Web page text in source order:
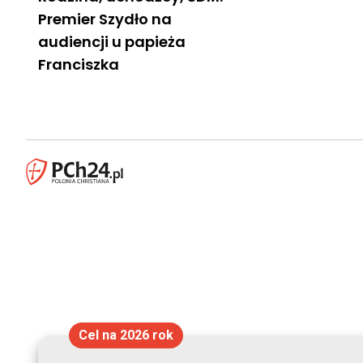
Premier Szydło na
audiencji u papieża
Franciszka
Cel na 2026 rok